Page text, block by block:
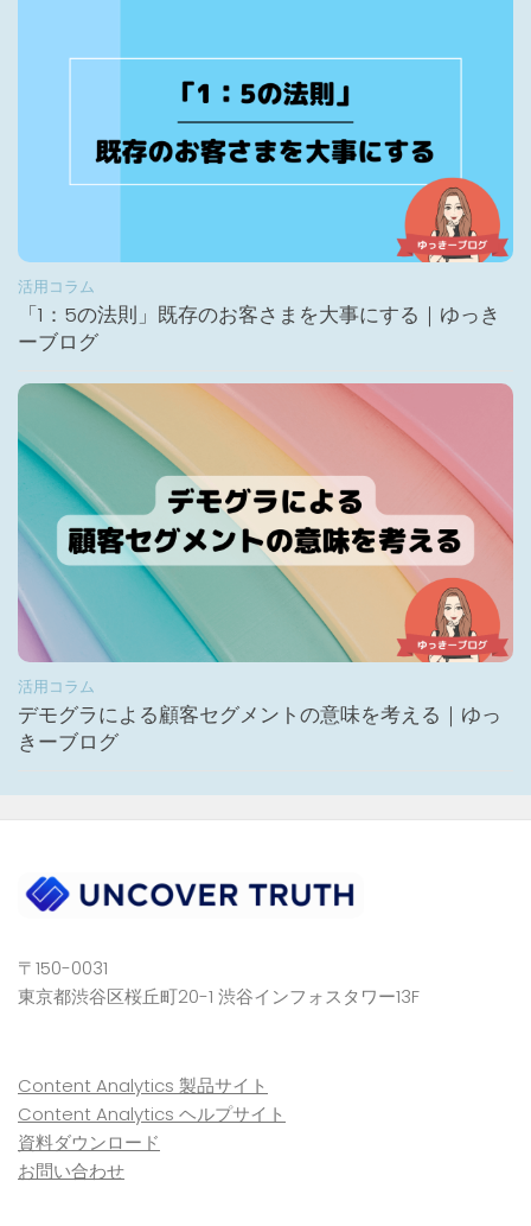
活用コラム
「1：5の法則」既存のお客さまを大事にする｜ゆっき
ーブログ
活用コラム
デモグラによる顧客セグメントの意味を考える｜ゆっ
きーブログ
〒150-0031
東京都渋谷区桜丘町20-1 渋谷インフォスタワー13F
Content Analytics 製品サイト
Content Analytics ヘルプサイト
資料ダウンロード
お問い合わせ